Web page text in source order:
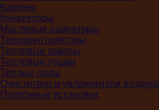
Камины
Конвекторы
Масляные радиаторы
Тепловентиляторы
Тепловые завесы
Тепловые пушки
Теплые полы
Очистители и увлажнители воздуха
Приточные установки